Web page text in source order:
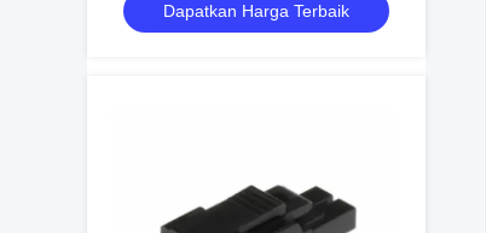
Dapatkan Harga Terbaik